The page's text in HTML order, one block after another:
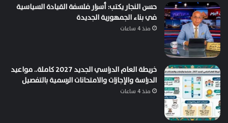
حسن النجار يكتب: أسرار فلسفة القيادة السياسية
في بناء الجمهورية الجديدة
منذ 4 ساعات
خريطة العام الدراسي الجديد 2027 كاملة.. مواعيد
الدراسة والإجازات والامتحانات الرسمية بالتفصيل
منذ 4 ساعات